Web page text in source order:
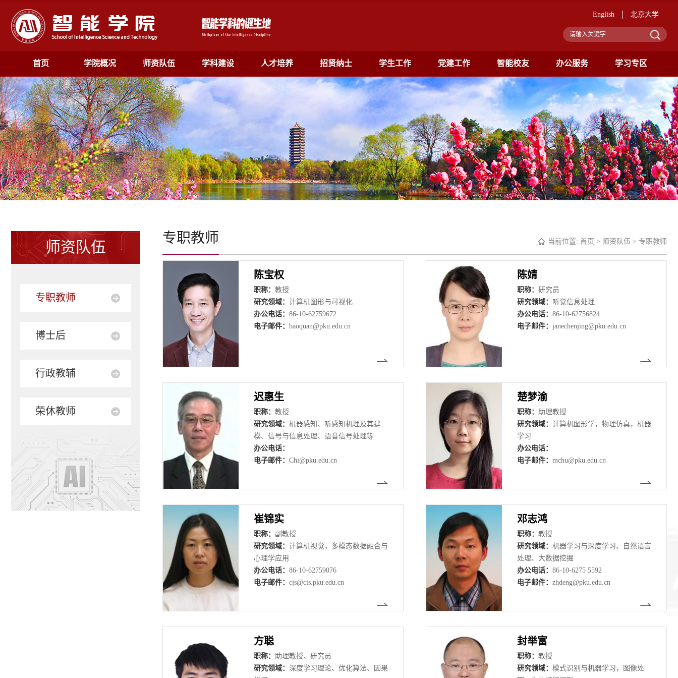
English 北京大学
首页 学院概况 师资队伍 学科建设 人才培养 招贤纳士 学生工作 党建工作 智能校友 办公服务 学习专区
师资队伍
专职教师
博士后
行政教辅
荣休教师
当前位置: 首页 > 师资队伍 > 专职教师
专职教师
陈宝权
职称： 教授
研究领域： 计算机图形与可视化
办公电话： 86-10-62759672
电子邮件： baoquan@pku.edu.cn
陈婧
职称： 研究员
研究领域： 听觉信息处理
办公电话： 86-10-62756824
电子邮件： janechenjing@pku.edu.cn
迟惠生
职称： 教授
研究领域： 机器感知、听感知机理及其建
模、信号与信息处理、语音信号处理等
办公电话：
电子邮件： Chi@pku.edu.cn
楚梦渝
职称： 助理教授
研究领域： 计算机图形学，物理仿真，机器
学习
办公电话：
电子邮件： mchu@pku.edu.cn
崔锦实
职称： 副教授
研究领域： 计算机视觉，多模态数据融合与
心理学应用
办公电话： 86-10-62759076
电子邮件： cjs@cis.pku.edu.cn
邓志鸿
职称： 教授
研究领域： 机器学习与深度学习、自然语言
处理、大数据挖掘
办公电话： 86-10-6275 5592
电子邮件： zhdeng@pku.edu.cn
方聪
职称： 助理教授、研究员
研究领域： 深度学习理论、优化算法、因果
封举富
职称： 教授
研究领域： 模式识别与机器学习，图像处